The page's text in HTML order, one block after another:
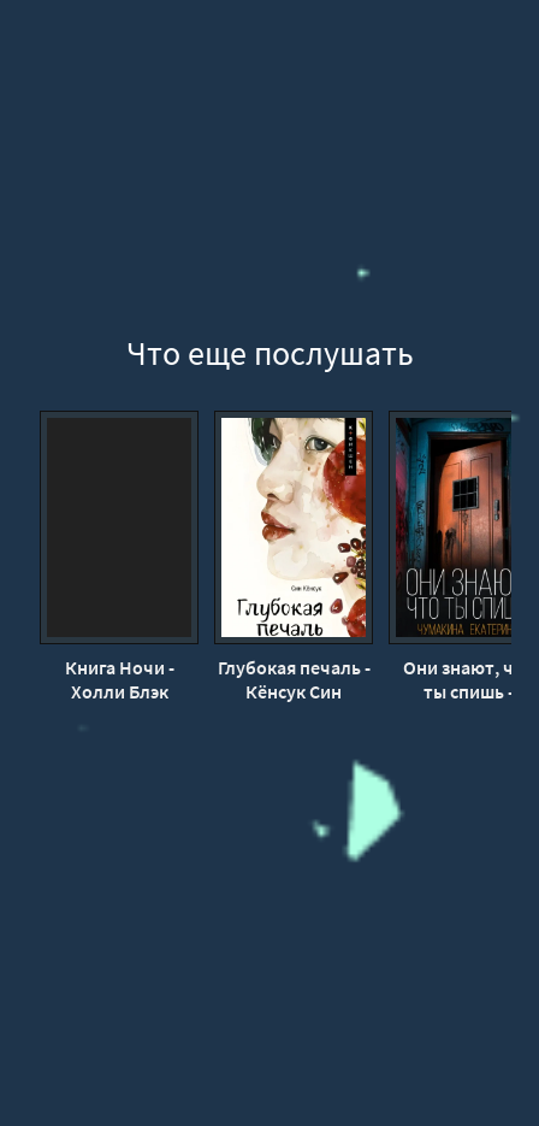
Что еще послушать
Книга Ночи -
Холли Блэк
Глубокая печаль -
Кёнсук Син
Они знают, что
ты спишь -